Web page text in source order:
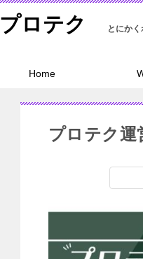
プロテク
Home
プロテク運